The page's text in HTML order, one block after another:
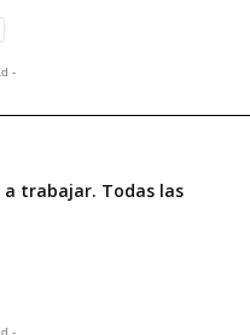
-
a trabajar. Todas las
-